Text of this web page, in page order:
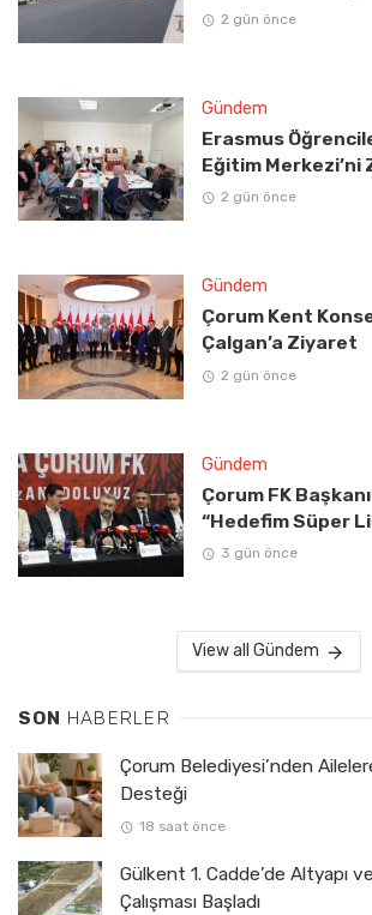
2 gün önce
Gündem
Erasmus
Eğitim
2 gün önce
Gündem
Çorum Kent
Çalgan’a Ziyaret
2 gün önce
Gündem
Çorum FK
“Hedefim Süper
3 gün önce
View all Gündem
SON HABERLER
Çorum Belediyesi’nden
Desteği
18 saat önce
Gülkent 1. Cadde’de Altyapı
Çalışması Başladı